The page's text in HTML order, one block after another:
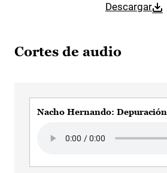
Descargar
Cortes de audio
Nacho Hernando: Depuración